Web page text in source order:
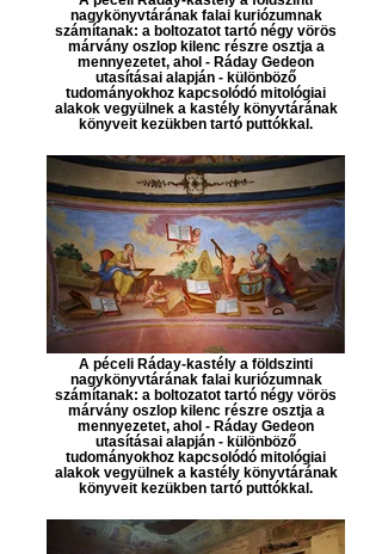
nagykönyvtárának falai kuriózumnak
számítanak: a boltozatot tartó négy vörös
márvány oszlop kilenc részre osztja a
mennyezetet, ahol - Ráday Gedeon
utasításai alapján - különböző
tudományokhoz kapcsolódó mitológiai
alakok vegyülnek a kastély könyvtárának
könyveit kezükben tartó puttókkal.
A péceli Ráday-kastély a földszinti
nagykönyvtárának falai kuriózumnak
számítanak: a boltozatot tartó négy vörös
márvány oszlop kilenc részre osztja a
mennyezetet, ahol - Ráday Gedeon
utasításai alapján - különböző
tudományokhoz kapcsolódó mitológiai
alakok vegyülnek a kastély könyvtárának
könyveit kezükben tartó puttókkal.